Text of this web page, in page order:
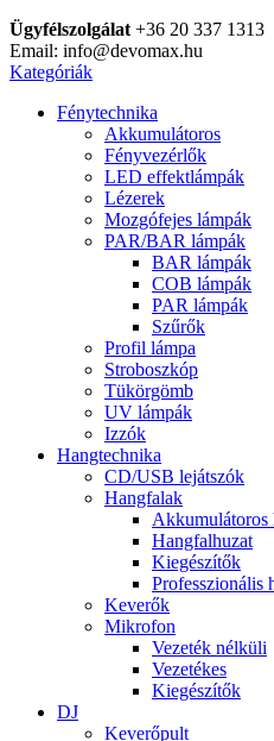
Ügyfélszolgálat +36 20 337 1313
Email: info@devomax.hu
Kategóriák
Fénytechnika
Akkumulátoros
Fényvezérlők
LED effektlámpák
Lézerek
Mozgófejes lámpák
PAR/BAR lámpák
BAR lámpák
COB lámpák
PAR lámpák
Szűrők
Profil lámpa
Stroboszkóp
Tükörgömb
UV lámpák
Izzók
Hangtechnika
CD/USB lejátszók
Hangfalak
Akkumulátoros
Hangfalhuzat
Kiegészítők
Professzionális
Keverők
Mikrofon
Vezeték nélküli
Vezetékes
Kiegészítők
DJ
Keverőpult